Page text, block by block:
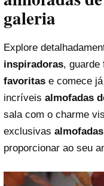
galeria
Explore
inspiradoras, guarde
favoritas e comece
incríveis almofadas
sala com o charme
exclusivas
proporcionar ao seu